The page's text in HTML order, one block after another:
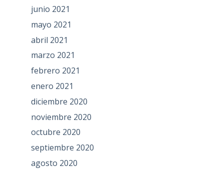
junio 2021
mayo 2021
abril 2021
marzo 2021
febrero 2021
enero 2021
diciembre 2020
noviembre 2020
octubre 2020
septiembre 2020
agosto 2020